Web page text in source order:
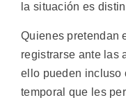
la situación es
Quienes pretendan
registrarse ante las
ello pueden incluso
temporal que les